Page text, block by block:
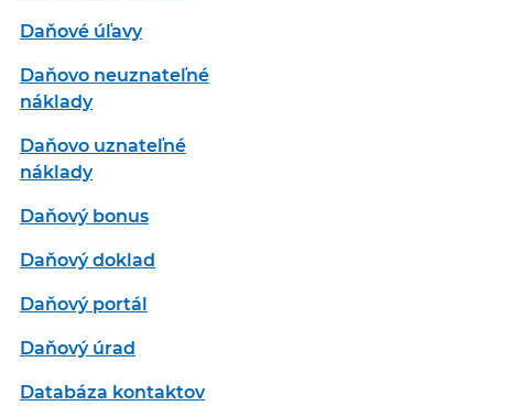
Daňové úľavy
Daňovo neuznateľné
náklady
Daňovo uznateľné
náklady
Daňový bonus
Daňový doklad
Daňový portál
Daňový úrad
Databáza kontaktov